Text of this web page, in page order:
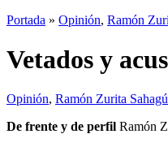
Portada » Opinión, Ramón
Vetados y
Opinión, Ramón Zurita
De frente y de perfil Ramón